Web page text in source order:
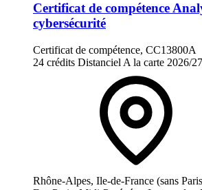
Certificat de compétence
cybersécurité
Certificat de compétence, CC13800A
24 crédits Distanciel A la carte 2026/27
Rhône-Alpes, Ile-de-France (sans